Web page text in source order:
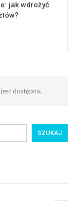
jak wdrożyć
dostępna.
SZUKAJ